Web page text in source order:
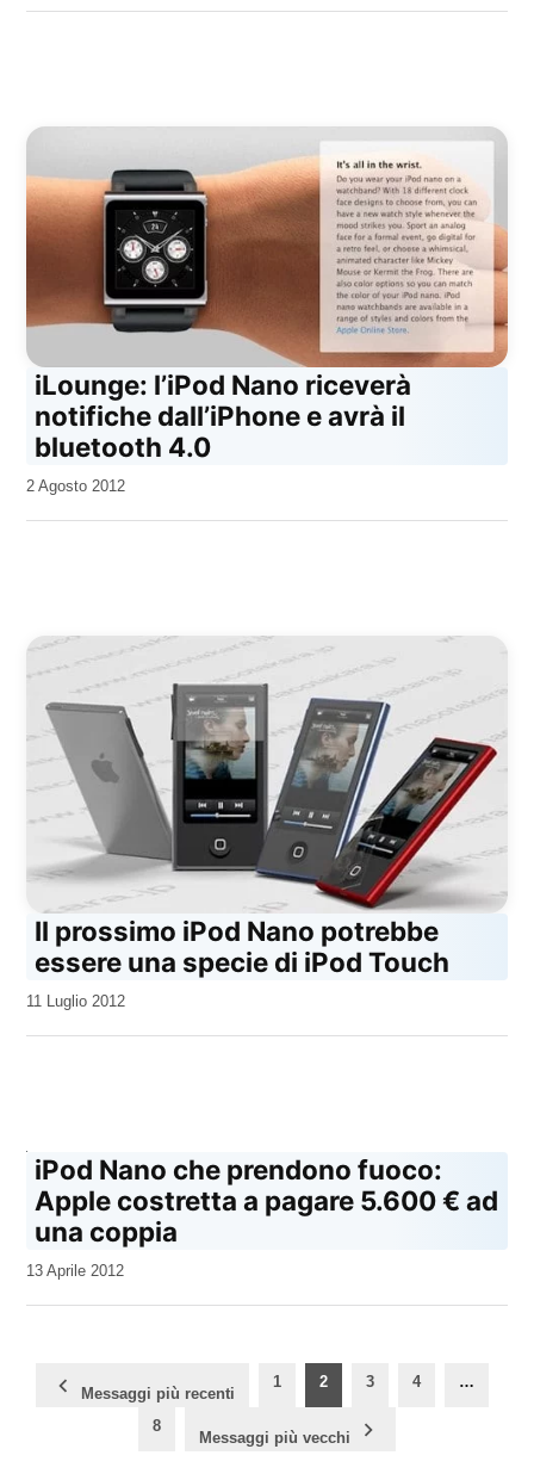
iLounge: l’iPod Nano riceverà
notifiche dall’iPhone e avrà il
bluetooth 4.0
da
2 Agosto 2012
Il prossimo iPod Nano potrebbe
essere una specie di iPod Touch
da
11 Luglio 2012
iPod Nano che prendono fuoco:
Apple costretta a pagare 5.600 € ad
una coppia
da
13 Aprile 2012
Paginazione
degliMessaggi più recenti
1 2 3 4 …
8
Messaggi più vecchi